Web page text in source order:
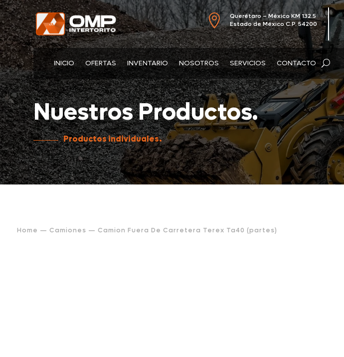

Querétaro – México KM 132.5
Estado de México C.P. 54200
INICIO OFERTAS INVENTARIO NOSOTROS SERVICIOS CONTACTO
Nuestros Productos.
Productos individuales.
Home — Camiones — Camion Fuera De Carretera Terex Ta40 (partes)